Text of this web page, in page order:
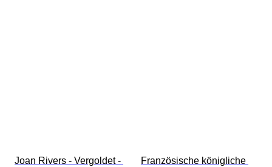
Joan Rivers - Vergoldet -
Französische königliche